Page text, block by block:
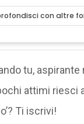
con altre
tu, aspirante
attimi riesci
Ti iscrivi!